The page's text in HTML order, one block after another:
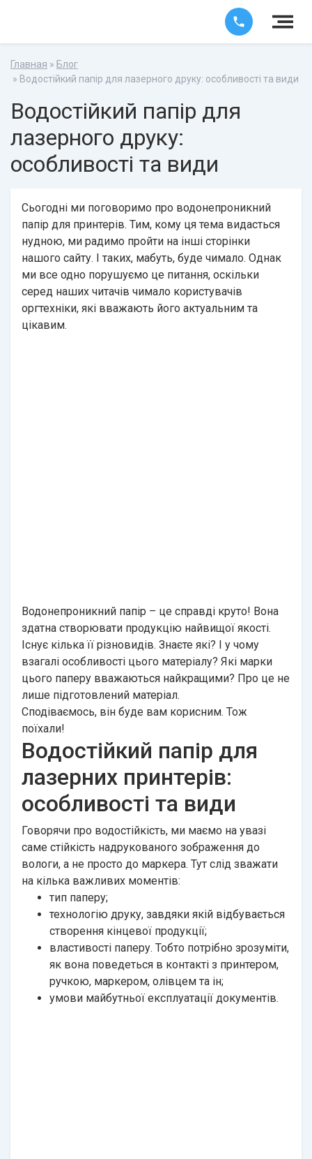
Главная » Блог
» Водостійкий папір для лазерного друку: особливості та види
Водостійкий папір для
лазерного друку:
особливості та види
Сьогодні ми поговоримо про водонепроникний
папір для принтерів. Тим, кому ця тема видасться
нудною, ми радимо пройти на інші сторінки
нашого сайту. І таких, мабуть, буде чимало. Однак
ми все одно порушуємо це питання, оскільки
серед наших читачів чимало користувачів
оргтехніки, які вважають його актуальним та
цікавим.
Водонепроникний папір – це справді круто! Вона
здатна створювати продукцію найвищої якості.
Існує кілька її різновидів. Знаєте які? І у чому
взагалі особливості цього матеріалу? Які марки
цього паперу вважаються найкращими? Про це не
лише підготовлений матеріал.
Сподіваємось, він буде вам корисним. Тож
поїхали!
Водостійкий папір для
лазерних принтерів:
особливості та види
Говорячи про водостійкість, ми маємо на увазі
саме стійкість надрукованого зображення до
вологи, а не просто до маркера. Тут слід зважати
на кілька важливих моментів:
тип паперу;
технологію друку, завдяки якій відбувається
створення кінцевої продукції;
властивості паперу. Тобто потрібно зрозуміти,
як вона поведеться в контакті з принтером,
ручкою, маркером, олівцем та ін;
умови майбутньої експлуатації документів.